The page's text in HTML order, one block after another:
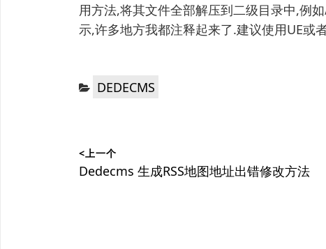
用方法,将其文件全部解压到二级目录中,
示,许多地方我都注释起来了.建议使用UE或
分 DEDECMS
章
<上一个
上
Dedecms 生成RSS地图地址出错修改方法